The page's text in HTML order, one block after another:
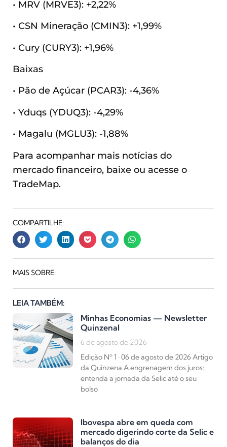
• MRV (MRVE3): +2,22%
• CSN Mineração (CMIN3): +1,99%
• Cury (CURY3): +1,96%
Baixas
• Pão de Açúcar (PCAR3): -4,36%
• Yduqs (YDUQ3): -4,29%
• Magalu (MGLU3): -1,88%
Para acompanhar mais notícias do
mercado financeiro, baixe ou acesse o
TradeMap.
COMPARTILHE:
MAIS SOBRE:
LEIA TAMBÉM:
Minhas Economias — Newsletter
Quinzenal
6 de agosto de 2026
Edição Nº 1 · 06 de agosto de 2026 Artigo
da Quinzena A engrenagem dos juros:
entenda a jornada da Selic até o seu
bolso
Ibovespa abre em queda com
mercado digerindo corte da Selic e
balanços do dia